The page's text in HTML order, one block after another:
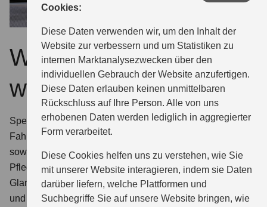
Cookies:
Diese Daten verwenden wir, um den Inhalt der
Website zur verbessern und um Statistiken zu
internen Marktanalysezwecken über den
individuellen Gebrauch der Website anzufertigen.
Diese Daten erlauben keinen unmittelbaren
Rückschluss auf Ihre Person. Alle von uns
erhobenen Daten werden lediglich in aggregierter
Form verarbeitet.
Diese Cookies helfen uns zu verstehen, wie Sie
mit unserer Website interagieren, indem sie Daten
darüber liefern, welche Plattformen und
Suchbegriffe Sie auf unsere Website bringen, wie
Warum ECSTAR
wählen?
Speziell für Suzuki entwickelt. Bei uns finden Sie für jeden
Fahrzeugtyp das optimal geeignete ECSTAR Motoröl
sowie die komplette Serie zertifizierter ECSTAR
Pflegemittel: Glasreiniger, Insektenentferner, Enteiser,
Glanzspray, Innenraumreiniger, Felgenreiniger, Bremsen-
und Teilereiniger.